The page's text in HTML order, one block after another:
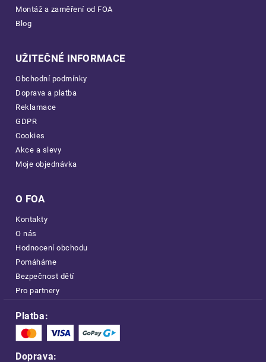
Montáž a zaměření od FOA
Blog
UŽITEČNÉ INFORMACE
Obchodní podmínky
Doprava a platba
Reklamace
GDPR
Cookies
Akce a slevy
Moje objednávka
O FOA
Kontakty
O nás
Hodnocení obchodu
Pomáháme
Bezpečnost dětí
Pro partnery
Platba:
Doprava: